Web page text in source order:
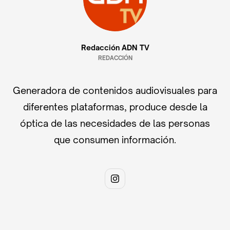
Redacción ADN TV
REDACCIÓN
Generadora de contenidos audiovisuales para
diferentes plataformas, produce desde la
óptica de las necesidades de las personas
que consumen información.